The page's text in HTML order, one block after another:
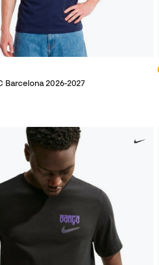
Barcelona 2026-2027